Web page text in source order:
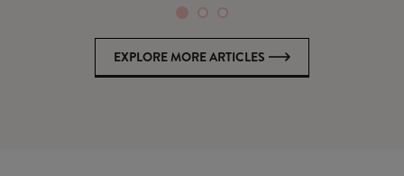
EXPLORE MORE ARTICLES